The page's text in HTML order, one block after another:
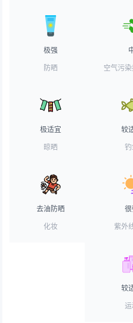
极强
防晒
空气污
极适宜
晾晒
较
钓
去油防晒
化妆
很
紫外
较